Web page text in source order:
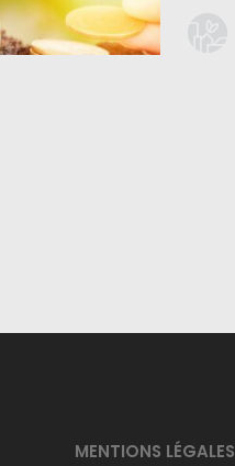
MENTIONS LÉGALES